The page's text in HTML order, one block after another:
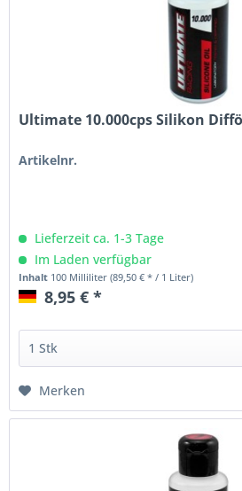
Ultimate 10.000cps Silikon
Artikelnr.
Lieferzeit ca. 1-3 Tage
Im Laden verfügbar
Inhalt 100 Milliliter(89,50 € * / 1 Liter)
8,95 € *
Merken